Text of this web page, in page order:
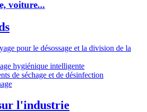
voiture...
pour le désossage et la division de la
hygiénique intelligente
de séchage et de désinfection
l'industrie